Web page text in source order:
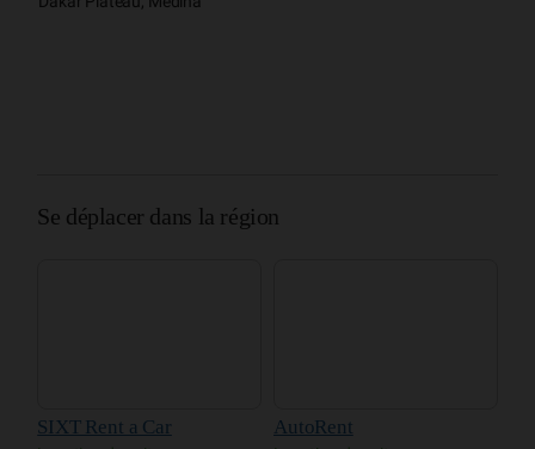
Location de voitures
Location de voitures